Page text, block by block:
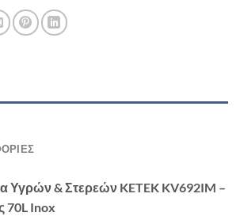
Υγρών & Στερεών KETEK KV692IM –
70L Inox